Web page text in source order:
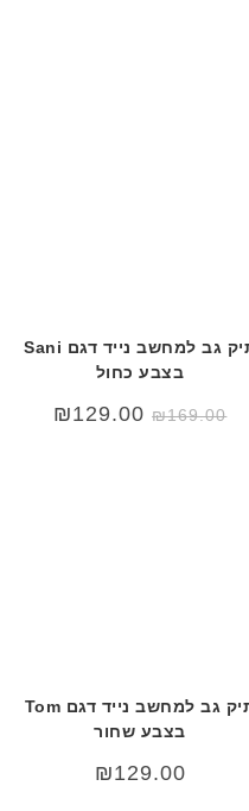
תיק גב למחשב נייד דגם Sani
בצבע כחול
₪169.00
המחיר
המקורי
₪129.00
המחיר
הנוכחי
תיק גב למחשב נייד דגם Tom
בצבע שחור
₪129.00